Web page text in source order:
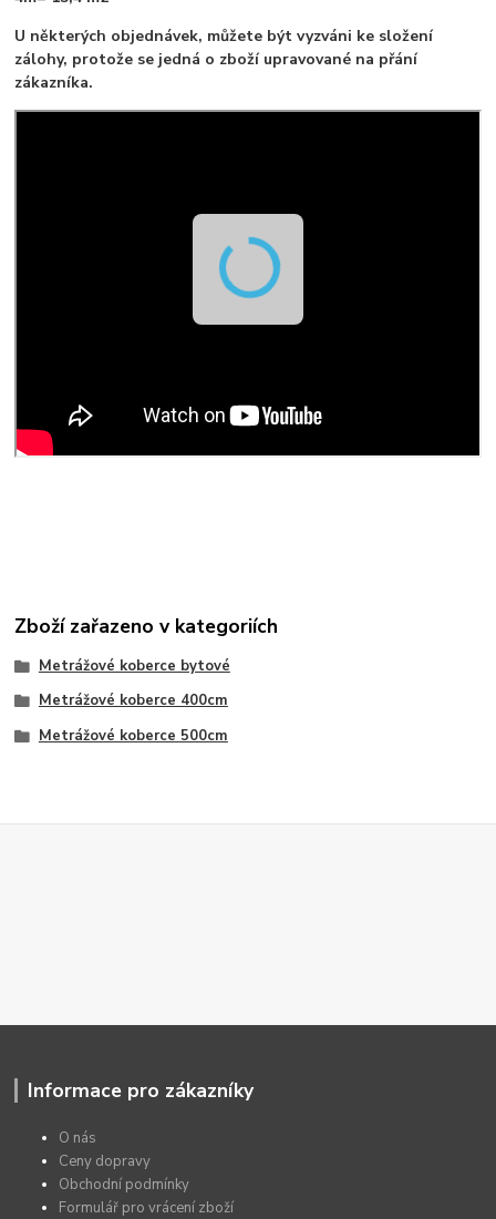
U některých objednávek, můžete být vyzváni ke složení
zálohy, protože se jedná o zboží upravované na přání
zákazníka.
Zboží zařazeno v kategoriích
Metrážové koberce bytové
Metrážové koberce 400cm
Metrážové koberce 500cm
Informace pro zákazníky
O nás
Ceny dopravy
Obchodní podmínky
Formulář pro vrácení zboží